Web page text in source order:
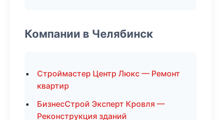
Компании в Челябинск
Строймастер Центр Люкс — Ремонт
квартир
БизнесСтрой Эксперт Кровля —
Реконструкция зданий